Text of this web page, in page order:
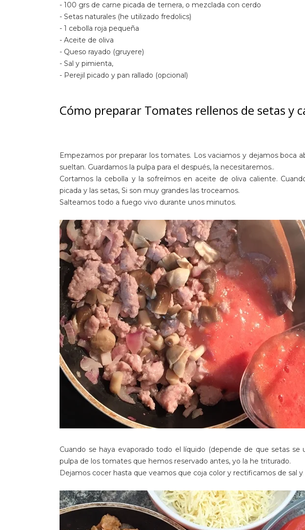
- 100 grs de carne picada de ternera, o mezclada con cerdo
- Setas naturales (he utilizado fredolics)
- 1 cebolla roja pequeña
- Aceite de oliva
- Queso rayado (gruyere)
- Sal y pimienta,
- Perejil picado y pan rallado (opcional)
Cómo preparar Tomates rellenos de setas y
Empezamos por preparar los tomates. Los vaciamos y dejamos boca
sueltan. Guardamos la pulpa para el después, la necesitaremos..
Cortamos la cebolla y la sofreímos en aceite de oliva caliente.
picada y las setas, Si son muy grandes las troceamos.
Salteamos todo a fuego vivo durante unos minutos.
Cuando se haya evaporado todo el líquido (depende de que setas se
pulpa de los tomates que hemos reservado antes, yo la he triturado.
Dejamos cocer hasta que veamos que coja color y rectificamos de sal